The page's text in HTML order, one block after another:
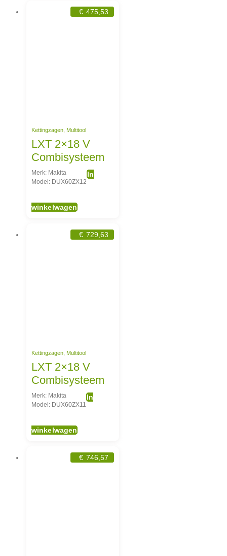
€ 475,53
Kettingzagen Multitool
LXT 2×18 V
Combisysteem
Merk: Makita
Model: DUX60ZX12
In
winkelwagen
€ 729,63
Kettingzagen Multitool
LXT 2×18 V
Combisysteem
Merk: Makita
Model: DUX60ZX11
In
winkelwagen
€ 746,57